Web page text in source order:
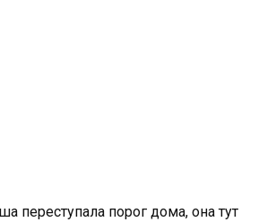
переступала порог дома, она тут